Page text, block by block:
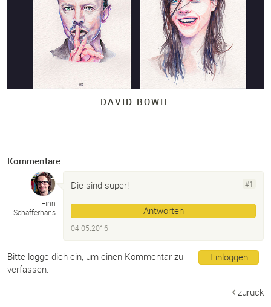
DAVID BOWIE
Kommentare
Finn
Schafferhans
#1
Die sind super!
Antworten
04.05.2016
Einloggen
Bitte logge dich ein, um einen Kommentar zu
verfassen.
zurück